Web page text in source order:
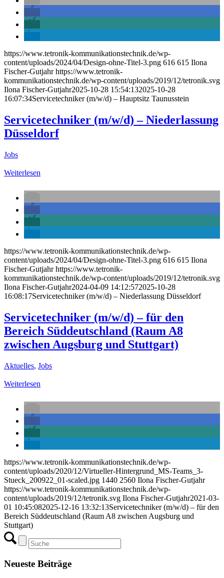
https://www.tetronik-kommunikationstechnik.de/wp-
content/uploads/2024/04/Design-ohne-Titel-3.png 616 615 Ilona
Fischer-Gutjahr https://www.tetronik-
kommunikationstechnik.de/wp-content/uploads/2019/12/tetronik.svg
Ilona Fischer-Gutjahr2025-10-28 15:54:132025-10-28
16:07:34Servicetechniker (m/w/d) – Hauptsitz Taunusstein
Servicetechniker (m/w/d) – Niederlassung
Düsseldorf
Jobs
Weiterlesen
https://www.tetronik-kommunikationstechnik.de/wp-
content/uploads/2024/04/Design-ohne-Titel-3.png 616 615 Ilona
Fischer-Gutjahr https://www.tetronik-
kommunikationstechnik.de/wp-content/uploads/2019/12/tetronik.svg
Ilona Fischer-Gutjahr2024-04-09 14:12:572025-10-28
16:08:17Servicetechniker (m/w/d) – Niederlassung Düsseldorf
Servicetechniker (m/w/d) – für den
Bereich Süddeutschland (Raum A8
zwischen Augsburg und Stuttgart)
Aktuelles, Jobs
Weiterlesen
https://www.tetronik-kommunikationstechnik.de/wp-
content/uploads/2020/12/Virtueller-Hintergrund_MS-Teams_3-
Stueck_200922_01-scaled.jpg 1440 2560 Ilona Fischer-Gutjahr
https://www.tetronik-kommunikationstechnik.de/wp-
content/uploads/2019/12/tetronik.svg Ilona Fischer-Gutjahr2021-03-
01 10:45:082025-12-16 13:32:13Servicetechniker (m/w/d) – für den
Bereich Süddeutschland (Raum A8 zwischen Augsburg und
Stuttgart)
Neueste Beiträge